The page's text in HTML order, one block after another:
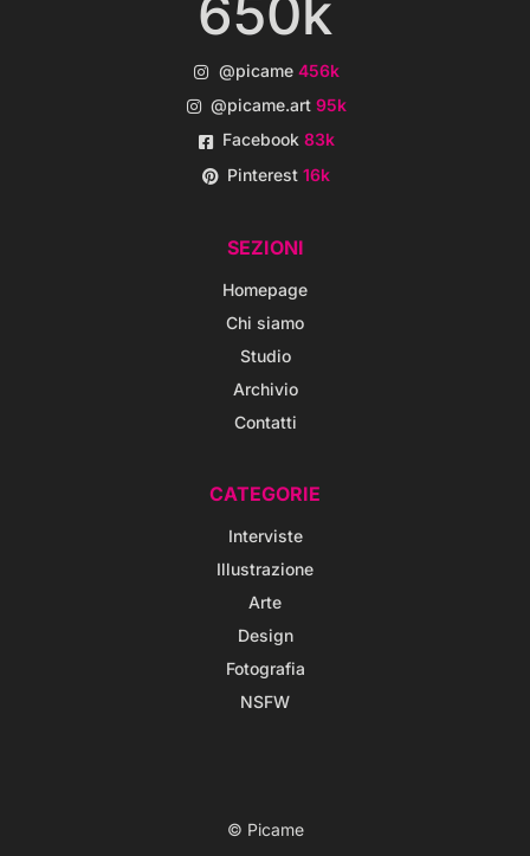
650k
@picame 456k
@picame.art95k
Facebook83k
Pinterest16k
SEZIONI
Homepage
Chi siamo
Studio
Archivio
Contatti
CATEGORIE
Interviste
Illustrazione
Arte
Design
Fotografia
NSFW
© Picame